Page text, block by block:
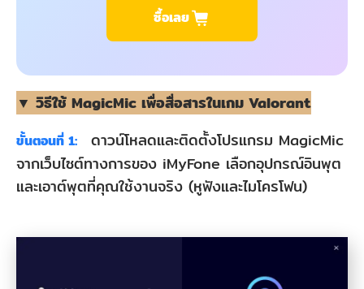
ซื้อเลย
▼ วิธีใช้ MagicMic เพื่อสื่อสารในเกม Valorant
ขั้นตอนที่ 1:
ดาวน์โหลดและติดตั้งโปรแกรม MagicMic
จากเว็บไซต์ทางการของ iMyFone เลือกอุปกรณ์อินพุต
และเอาต์พุตที่คุณใช้งานจริง (หูฟังและไมโครโฟน)